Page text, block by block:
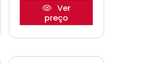
Ver
preço